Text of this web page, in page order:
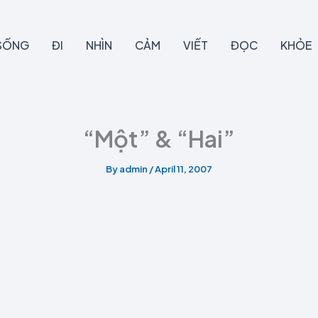
ĐI NHÌN CẢM VIẾT ĐỌC KHỎE
“Một” & “Hai”
Byadmin /April 11, 2007